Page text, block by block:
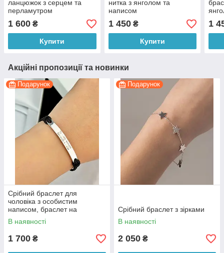
ланцюжок з серцем та
перламутром
1 600 ₴
Купити
нитка з янголом та
написом
1 450₴
Купити
1
Акційні пропозиції та новинки
Подарунок
Срібний браслет для
чоловіка з особистим
написом, браслет на
чорному шнурку
В наявності
1 700 ₴
Подарунок
Срібний браслет з зірками
В наявності
2 050 ₴